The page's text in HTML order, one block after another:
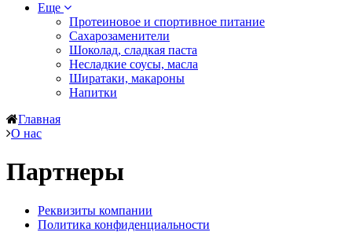
Еще
Протеиновое и спортивное питание
Сахарозаменители
Шоколад, сладкая паста
Несладкие соусы, масла
Ширатаки, макароны
Напитки
Главная
О нас
Партнеры
Реквизиты компании
Политика конфиденциальности